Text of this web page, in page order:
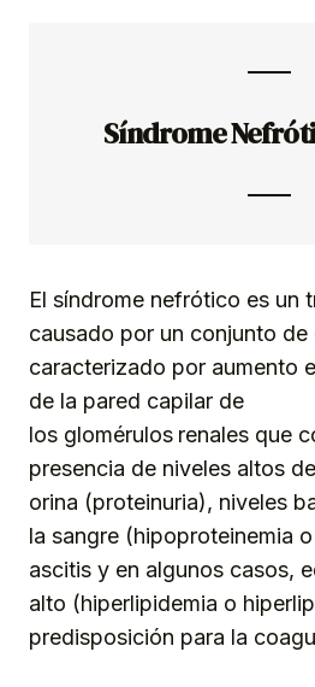
Síndrome
El síndrome nefrótico es un
causado por un conjunto de
caracterizado por aumento
de la pared capilar de
los glomérulos renales que
presencia de niveles altos
orina (proteinuria), niveles
la sangre (hipoproteinemia
ascitis y en algunos casos,
alto (hiperlipidemia o
predisposición para la